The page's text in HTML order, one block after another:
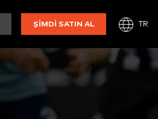
ŞIMDI SATIN AL TR